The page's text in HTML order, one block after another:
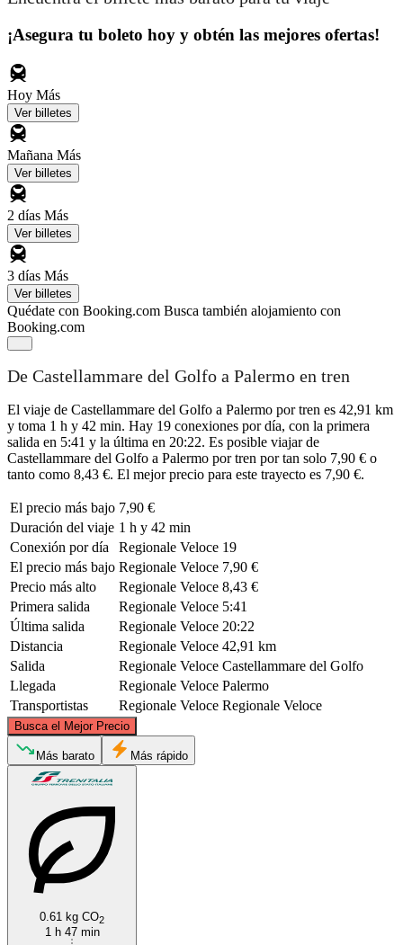
¡Asegura tu boleto hoy y obtén las mejores ofertas!
Hoy Más
Ver billetes
Mañana Más
Ver billetes
2 días Más
Ver billetes
3 días Más
Ver billetes
Quédate con Booking.com Busca también alojamiento con
Booking.com
De Castellammare del Golfo a Palermo en tren
El viaje de Castellammare del Golfo a Palermo por tren es 42,91 km
y toma 1 h y 42 min. Hay 19 conexiones por día, con la primera
salida en 5:41 y la última en 20:22. Es posible viajar de
Castellammare del Golfo a Palermo por tren por tan solo 7,90 € o
tanto como 8,43 €. El mejor precio para este trayecto es 7,90 €.
El precio más bajo 7,90 €
Duración del viaje 1 h y 42 min
Conexión por día
Regionale Veloce 19
El precio más bajo Regionale Veloce 7,90 €
Precio más alto
Regionale Veloce 8,43 €
Primera salida
Regionale Veloce 5:41
Última salida
Regionale Veloce 20:22
Distancia
Regionale Veloce 42,91 km
Salida
Regionale Veloce Castellammare del Golfo
Llegada
Regionale Veloce Palermo
Transportistas
Regionale Veloce Regionale Veloce
Busca el Mejor Precio
Castellammare del Golfo
©CARTO, ©OpenStreetMapcontributors
Más barato Más rápido
0.61 kg CO2
1 h 47 min